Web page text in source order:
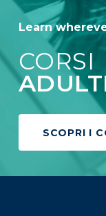
Learn
CORSI
SCOPRI I